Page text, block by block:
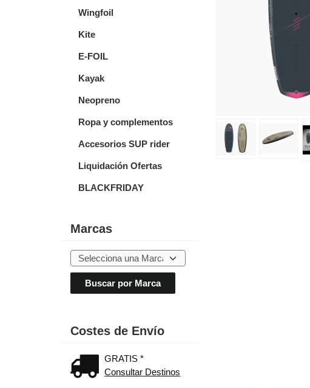
Wingfoil
Kite
E-FOIL
Kayak
Neopreno
Ropa y complementos
Accesorios SUP rider
Liquidación Ofertas
BLACKFRIDAY
Marcas
Costes de Envío
GRATIS *
Consultar Destinos